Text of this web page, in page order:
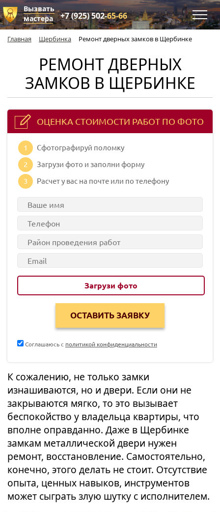
Вызвать
мастера
+7 (925) 502-65-66
Главная Щербинка Ремонт дверных замков в Щербинке
РЕМОНТ ДВЕРНЫХ
ЗАМКОВ В ЩЕРБИНКЕ
К сожалению, не только замки
изнашиваются, но и двери. Если они не
закрываются мягко, то это вызывает
беспокойство у владельца квартиры, что
вполне оправданно. Даже в Щербинке
замкам металлической двери нужен
ремонт, восстановление. Самостоятельно,
конечно, этого делать не стоит. Отсутствие
опыта, ценных навыков, инструментов
может сыграть злую шутку с исполнителем.
ОЦЕНКА СТОИМОСТИ РАБОТ ПО ФОТО
1
Сфотографируй поломку
2
Загрузи фото и заполни форму
3
Расчет у вас на почте или по телефону
Загрузи фото
Соглашаюсь с политикой конфиденциальности